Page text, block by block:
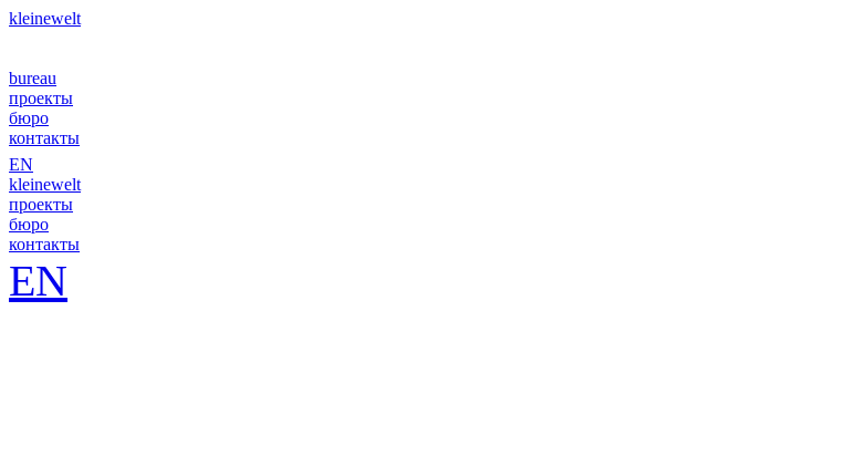
kleinewelt
bureau
проекты
бюро
контакты
EN
kleinewelt
проекты
бюро
контакты
EN